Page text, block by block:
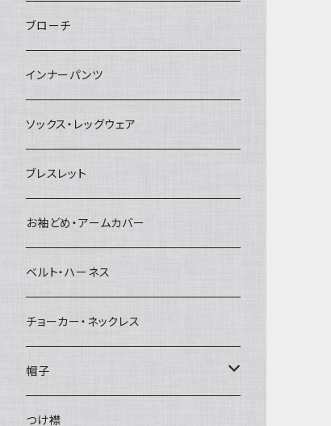
ヘアゴム
簪
ブローチ
インナーパンツ
ソックス・レッグウェア
ブレスレット
お袖どめ・アームカバー
ベルト・ハーネス
チョーカー・ネックレス
帽子
ベレー帽
つけ襟